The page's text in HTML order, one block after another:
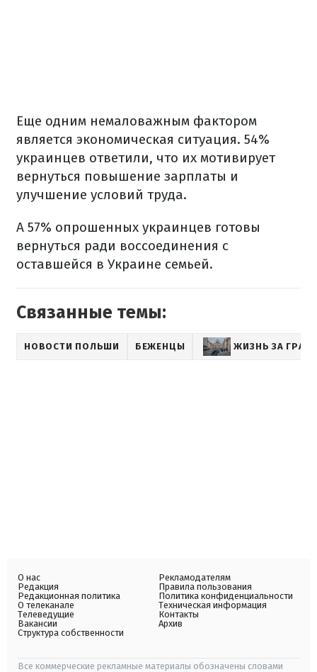
Еще одним немаловажным фактором
является экономическая ситуация. 54%
украинцев ответили, что их мотивирует
вернуться повышение зарплаты и
улучшение условий труда.
А 57% опрошенных украинцев готовы
вернуться ради воссоединения с
оставшейся в Украине семьей.
Связанные темы:
НОВОСТИ ПОЛЬШИ БЕЖЕНЦЫ ЖИЗНЬ ЗА
О нас
Редакция
Редакционная политика
О телеканале
Телеведущие
Вакансии
Структура собственности
Рекламодателям
Правила пользования
Политика конфиденциальности
Техническая информация
Контакты
Архив
Все коммерческие рекламные материалы обозначены словами